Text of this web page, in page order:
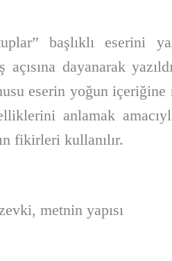
başlıklı eserini
dayanarak
eserin yoğun
anlamak
fikirleri kullanılır.
metnin yapısı